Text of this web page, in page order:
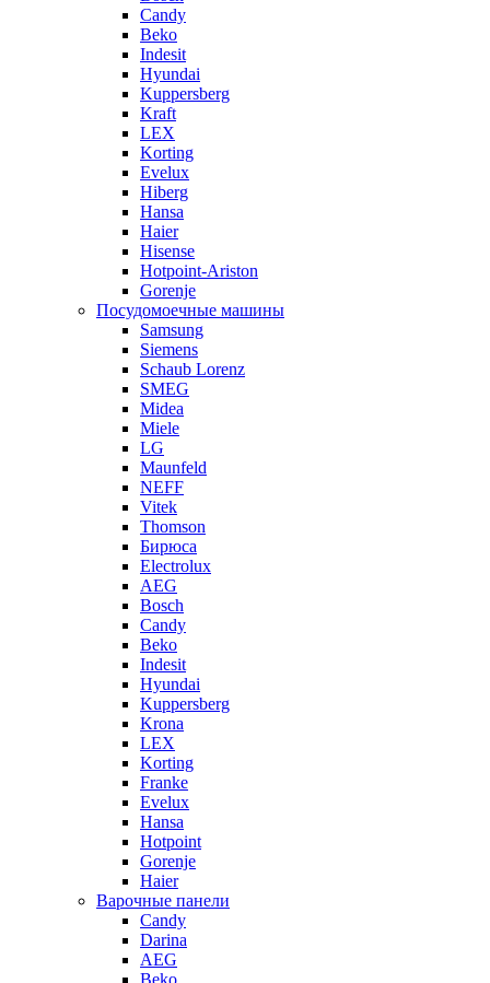
Candy
Beko
Indesit
Hyundai
Kuppersberg
Kraft
LEX
Korting
Evelux
Hiberg
Hansa
Haier
Hisense
Hotpoint-Ariston
Gorenje
Посудомоечные машины
Samsung
Siemens
Schaub Lorenz
SMEG
Midea
Miele
LG
Maunfeld
NEFF
Vitek
Thomson
Бирюса
Electrolux
AEG
Bosch
Candy
Beko
Indesit
Hyundai
Kuppersberg
Krona
LEX
Korting
Franke
Evelux
Hansa
Hotpoint
Gorenje
Haier
Варочные панели
Candy
Darina
AEG